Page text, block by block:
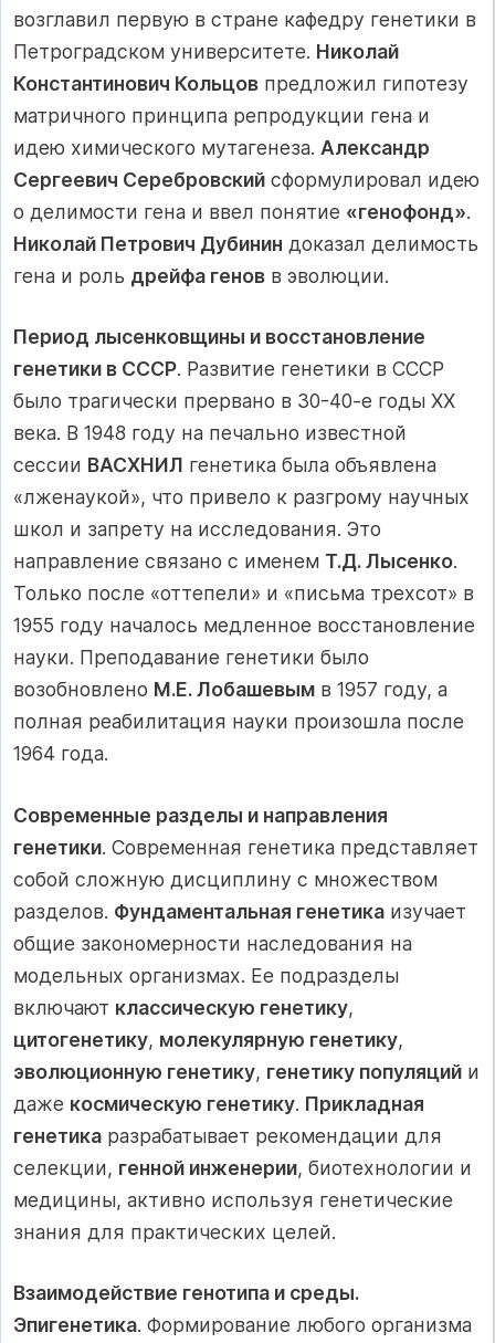
возглавил первую в стране кафедру генетики в
Петроградском университете. Николай
Константинович Кольцов предложил гипотезу
матричного принципа репродукции гена и
идею химического мутагенеза. Александр
Сергеевич Серебровский сформулировал идею
о делимости гена и ввел понятие «генофонд».
Николай Петрович Дубинин доказал делимость
гена и роль дрейфа генов в эволюции.
Период лысенковщины и восстановление
генетики в СССР. Развитие генетики в СССР
было трагически прервано в 30-40-е годы XX
века. В 1948 году на печально известной
сессии ВАСХНИЛ генетика была объявлена
«лженаукой», что привело к разгрому научных
школ и запрету на исследования. Это
направление связано с именем Т.Д. Лысенко.
Только после «оттепели» и «письма трехсот» в
1955 году началось медленное восстановление
науки. Преподавание генетики было
возобновлено М.Е. Лобашевым в 1957 году, а
полная реабилитация науки произошла после
1964 года.
Современные разделы и направления
генетики. Современная генетика представляет
собой сложную дисциплину с множеством
разделов. Фундаментальная генетика изучает
общие закономерности наследования на
модельных организмах. Ее подразделы
включают классическую генетику,
цитогенетику, молекулярную генетику,
эволюционную генетику, генетику популяций и
даже космическую генетику. Прикладная
генетика разрабатывает рекомендации для
селекции, генной инженерии, биотехнологии и
медицины, активно используя генетические
знания для практических целей.
Взаимодействие генотипа и среды.
Эпигенетика. Формирование любого организма